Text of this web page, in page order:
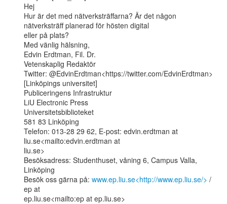
Hej
Hur är det med nätverksträffarna? Är det någon
nätverksträff planerad för hösten digital
eller på plats?
Med vänlig hälsning,
Edvin Erdtman, Fil. Dr.
Vetenskaplig Redaktör
Twitter: @EdvinErdtman<https://twitter.com/EdvinErdtman>
[Linköpings universitet]
Publiceringens Infrastruktur
LiU Electronic Press
Universitetsbiblioteket
581 83 Linköping
Telefon: 013-28 29 62, E-post: edvin.erdtman at
liu.se<mailto:edvin.erdtman at
liu.se>
Besöksadress: Studenthuset, våning 6, Campus Valla,
Linköping
Besök oss gärna på: www.ep.liu.se<http://www.ep.liu.se/> /
ep at
ep.liu.se<mailto:ep at ep.liu.se>